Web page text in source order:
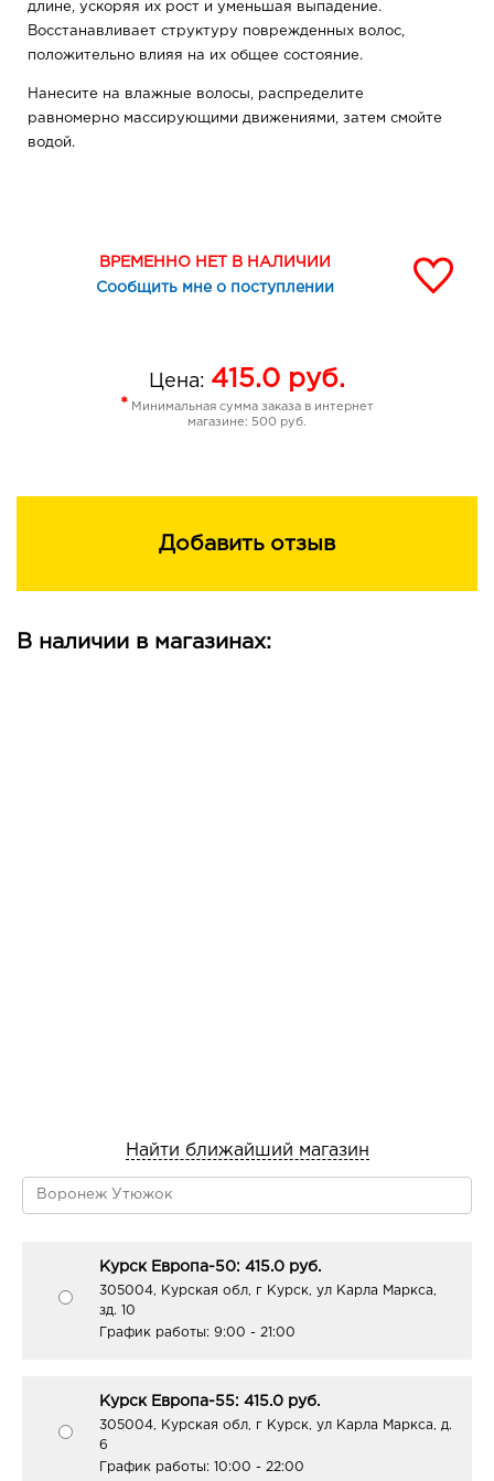
длине, ускоряя их рост и уменьшая выпадение.
Восстанавливает структуру поврежденных волос,
положительно влияя на их общее состояние.
Нанесите на влажные волосы, распределите
равномерно массирующими движениями, затем смойте
водой.
ВРЕМЕННО НЕТ В НАЛИЧИИ
Сообщить мне о поступлении
Цена: 415.0 руб.
* Минимальная сумма заказа в интернет
магазине: 500 руб.
Добавить отзыв
В наличии в магазинах:
Найти ближайший магазин
Курск Европа-50: 415.0 руб.
305004, Курская обл, г Курск, ул Карла Маркса,
зд. 10
График работы: 9:00 - 21:00
Курск Европа-55: 415.0 руб.
305004, Курская обл, г Курск, ул Карла Маркса, д.
6
График работы: 10:00 - 22:00